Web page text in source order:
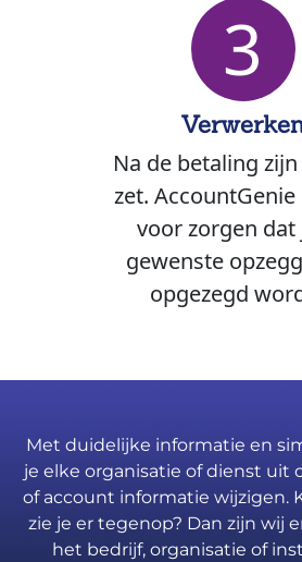
3
Na de betaling
zet.
voor zorgen
gewenste
opgezegd
Met duidelijke informatie en
je elke organisatie of dienst uit
of account informatie wijzigen.
zie je er tegenop? Dan zijn wij
het bedrijf, organisatie of